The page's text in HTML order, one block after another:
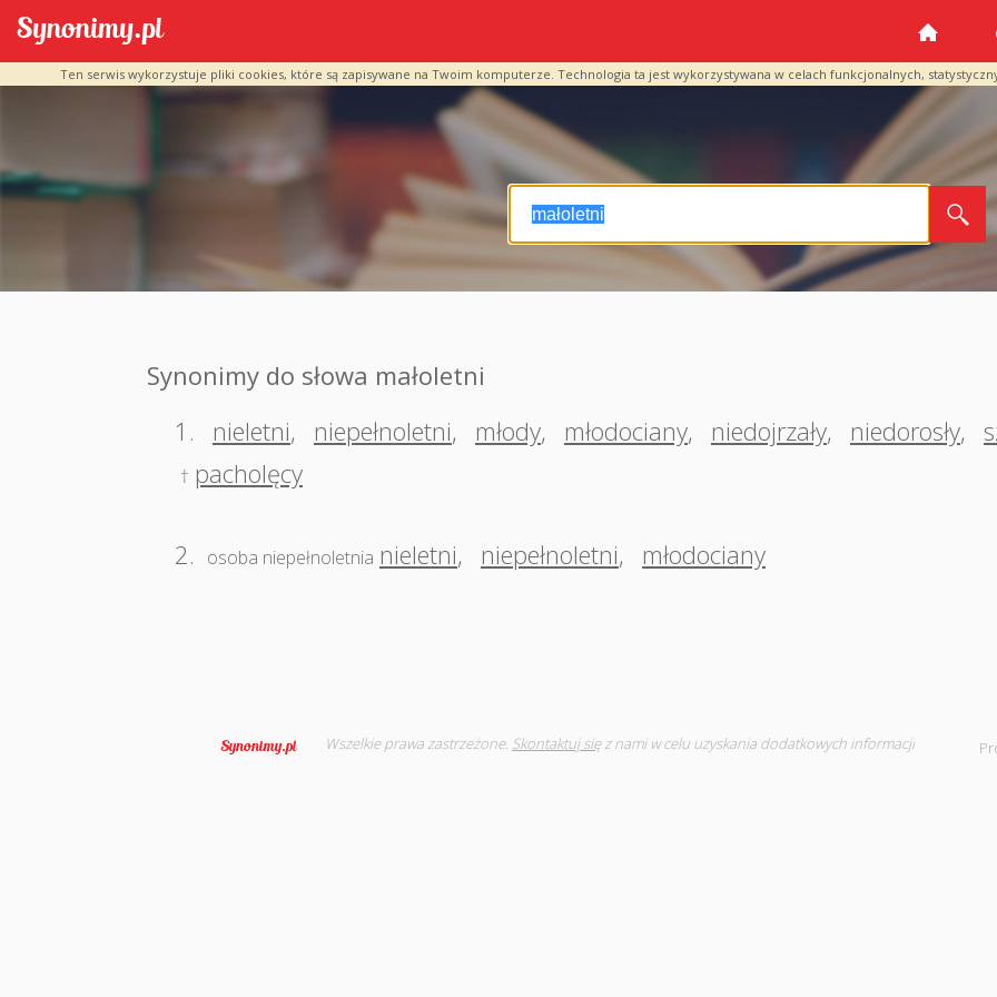
Ten serwis wykorzystuje pliki cookies, które są zapisywane na Twoim komputerze. Technologia ta jest wykorzystywana w celach funkcjonalnych,
Synonimy do słowa małoletni
1.
nieletni, niepełnoletni, młody, młodociany, niedojrzały, niedorosły,
† pacholęcy
2. osoba niepełnoletnia nieletni, niepełnoletni, młodociany
Wszelkie prawa zastrzeżone. Skontaktuj sięz nami w celu uzyskania dodatkowych informacji